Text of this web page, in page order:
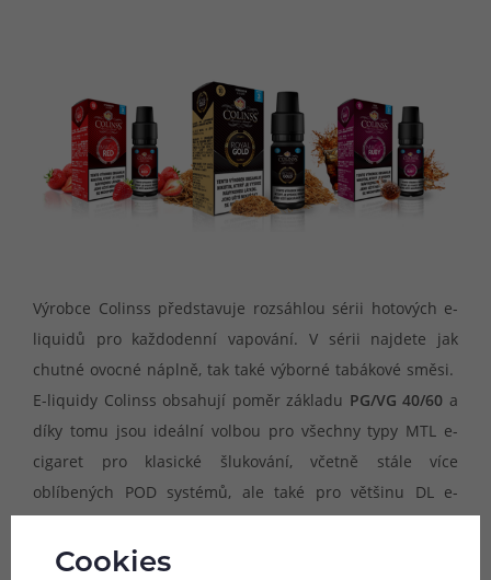
Výrobce Colinss představuje rozsáhlou sérii hotových e-
liquidů pro každodenní vapování. V sérii najdete jak
chutné ovocné náplně, tak také výborné tabákové směsi.
E-liquidy Colinss obsahují poměr základu PG/VG 40/60 a
díky tomu jsou ideální volbou pro všechny typy MTL e-
cigaret pro klasické šlukování, včetně stále více
oblíbených POD systémů, ale také pro většinu DL e-
cigaret pro přímý potah do plic. Colinss je evropská
společnost zaměřující se na výrobu hotových e-liquidů
Cookies